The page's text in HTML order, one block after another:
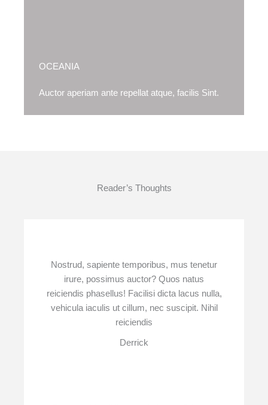
OCEANIA
Auctor aperiam ante repellat atque, facilis Sint.
Reader’s Thoughts
Nostrud, sapiente temporibus, mus tenetur
irure, possimus auctor? Quos natus
reiciendis phasellus! Facilisi dicta lacus nulla,
vehicula iaculis ut cillum, nec suscipit. Nihil
reiciendis
Derrick